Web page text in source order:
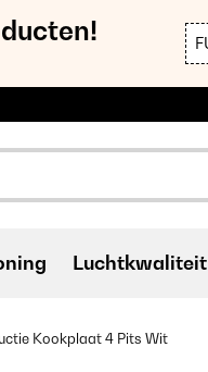
Luchtkwaliteit
Kookplaat 4 Pits Wit